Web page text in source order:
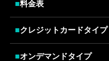
■料金表
■クレジットカードタイプ
■オンデマンドタイプ